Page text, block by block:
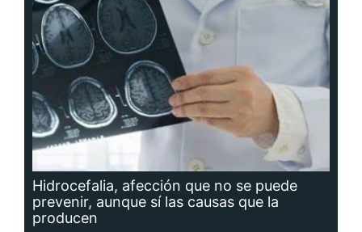
Hidrocefalia, afección que no se puede
prevenir, aunque sí las causas que la
producen